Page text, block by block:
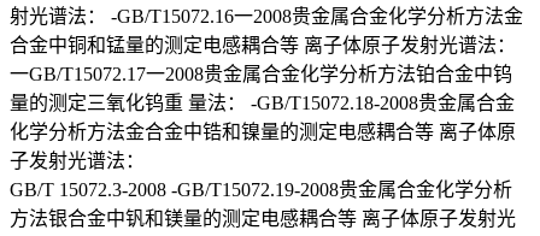
射光谱法： -GB/T15072.16一2008贵金属合金化学分析方法金
合金中铜和锰量的测定电感耦合等 离子体原子发射光谱法：
一GB/T15072.17一2008贵金属合金化学分析方法铂合金中钨
量的测定三氧化钨重 量法： -GB/T15072.18-2008贵金属合金
化学分析方法金合金中锆和镍量的测定电感耦合等 离子体原
子发射光谱法：
GB/T 15072.3-2008 -GB/T15072.19-2008贵金属合金化学分析
方法银合金中钒和镁量的测定电感耦合等 离子体原子发射光